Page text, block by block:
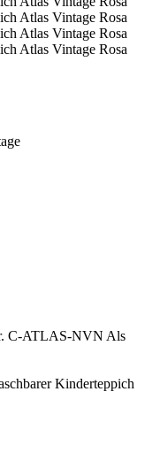
C-ATLAS-NVN Als
Kinderteppich